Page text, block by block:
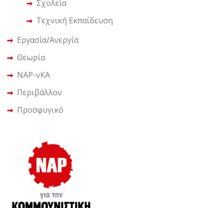
Σχολεία
Τεχνική Εκπαίδευση
Εργασία/Ανεργία
Θεωρία
ΝΑΡ-νΚΑ
Περιβάλλον
Προσφυγικό